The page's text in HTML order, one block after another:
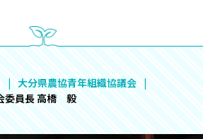
大分県農協青年組織協議会
委員長 高橋 毅